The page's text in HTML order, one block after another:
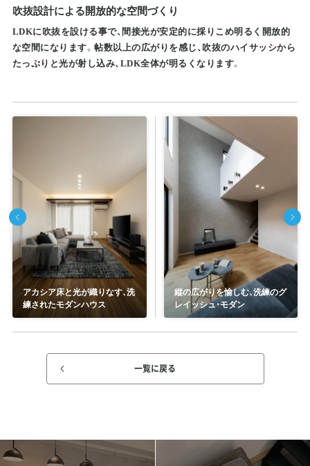
吹抜設計による開放的な空間づくり
LDKに吹抜を設ける事で、間接光が安定的に採りこめ明るく開放的
な空間になります。帖数以上の広がりを感じ、吹抜のハイサッシから
たっぷりと光が射し込み、LDK全体が明るくなります。
アカシア床と光が織りなす、洗
練されたモダンハウス
縦の広がりを愉しむ、洗練のグ
レイッシュ・モダン
一覧に戻る